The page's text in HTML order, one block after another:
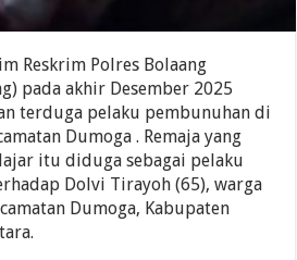
Reskrim Polres Bolaang
pada akhir Desember 2025
terduga pelaku pembunuhan di
Dumoga . Remaja yang
itu diduga sebagai pelaku
Dolvi Tirayoh (65), warga
Dumoga, Kabupaten